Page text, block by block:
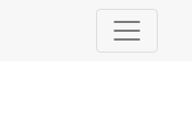
e determinantes